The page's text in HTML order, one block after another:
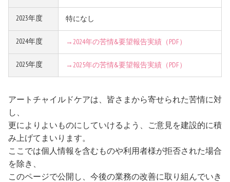
2023年度 特になし
2024年度 →2024年の苦情&要望報告実績（PDF）
2025年度 →2025年の苦情&要望報告実績（PDF）
アートチャイルドケアは、皆さまから寄せられた苦情に対
し、
更によりよいものにしていけるよう、ご意見を建設的に積
み上げてまいります。
ここでは個人情報を含むものや利用者様が拒否された場合
を除き、
このページで公開し、今後の業務の改善に取り組んでいき